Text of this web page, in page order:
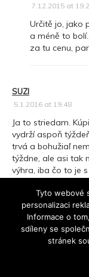
7.12.2015 at
Určitě jo, jako
a méně to
za tu cenu,
SUZI
5.1.2016 at 19.48
Ja to striedam.
vydrží aspoň
trvá a bohužiaľ
týždne, ale asi tak
výhra, iba čo to je
NELLA
7.4.2016 at 10.22
Ahoj, moc mě
kterého modelu
letech se baterka
Tyto webové
personalizaci
Informace o
sdíleny se
stránek